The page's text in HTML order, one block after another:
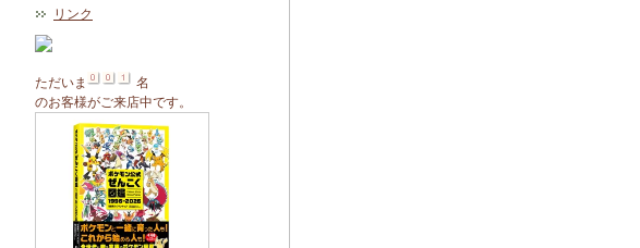
リンク
ただいま
名
のお客様がご来店中です。